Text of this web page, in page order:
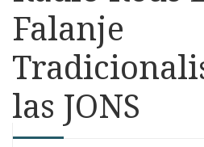
Falanje
las JONS